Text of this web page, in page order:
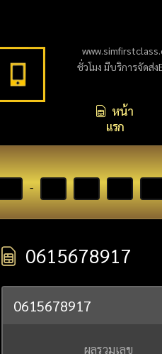
ชั่วโมง มีบริการจัดส่
หน้า
แรก
-
0615678917
0615678917
ผลรวมเลข